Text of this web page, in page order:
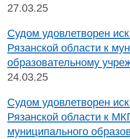
27.03.25
Судом удовлетворен
Рязанской области к
образовательному
24.03.25
Судом удовлетворен
Рязанской области к
муниципального